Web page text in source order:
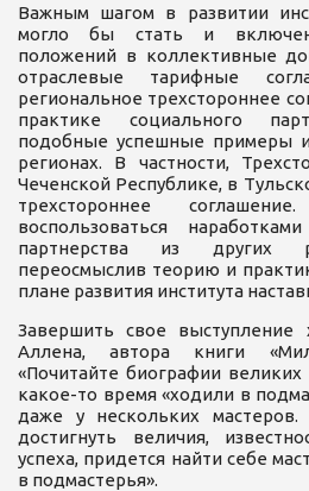
Важным шагом в развитии
могло бы стать и
положений в коллективные
отраслевые тарифные
региональное трехстороннее
практике социального
подобные успешные примеры
регионах. В частности,
Чеченской Республике, в
трехстороннее
воспользоваться
партнерства из других
переосмыслив теорию и
плане развития института
Завершить свое выступление
Аллена, автора книги
«Почитайте биографии
какое-то время «ходили в
даже у нескольких
достигнуть величия,
успеха, придется найти себе
в подмастерья».